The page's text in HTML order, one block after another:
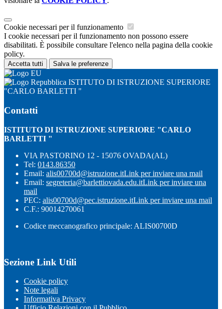
Cookie necessari per il funzionamento
I cookie necessari per il funzionamento non possono essere
disabilitati. È possibile consultare l'elenco nella pagina della cookie
policy.
Accetta tutti Salva le preferenze
ISTITUTO DI ISTRUZIONE SUPERIORE
"CARLO BARLETTI "
Contatti
ISTITUTO DI ISTRUZIONE SUPERIORE "CARLO
BARLETTI "
VIA PASTORINO 12 - 15076 OVADA(AL)
Tel: 0143.86350
Email: alis00700d@istruzione.itLink per inviare una mail
Email: segreteria@barlettiovada.edu.itLink per inviare una
mail
PEC: alis00700d@pec.istruzione.itLink per inviare una mail
C.F.: 90014270061
Codice meccanografico principale: ALIS00700D
Sezione Link Utili
Cookie policy
Note legali
Informativa Privacy